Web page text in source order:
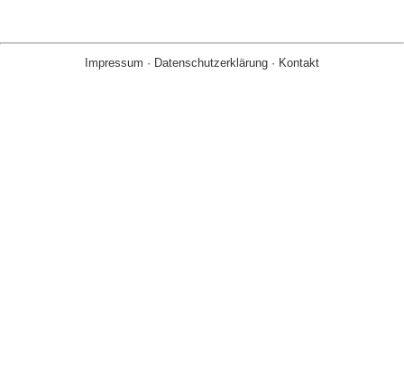
Impressum · Datenschutzerklärung · Kontakt